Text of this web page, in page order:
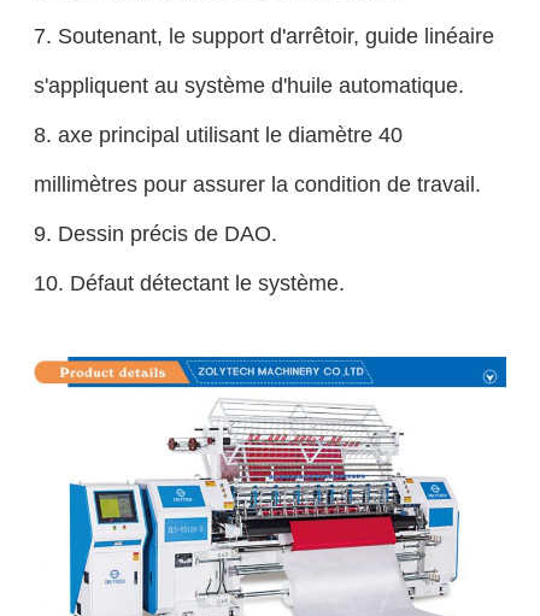
7. Soutenant, le support d'arrêtoir, guide linéaire
s'appliquent au système d'huile automatique.
8. axe principal utilisant le diamètre 40
millimètres pour assurer la condition de travail.
9. Dessin précis de DAO.
10. Défaut détectant le système.